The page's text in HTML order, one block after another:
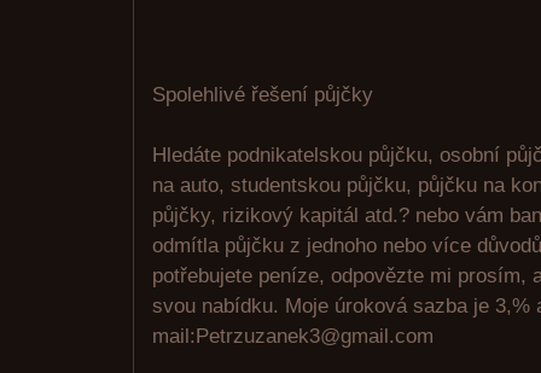
Spolehlivé řešení půjčky
Hledáte podnikatelskou půjčku, osobní
na auto, studentskou půjčku, půjčku na
půjčky, rizikový kapitál atd.? nebo vám
odmítla půjčku z jednoho nebo více
potřebujete peníze, odpovězte mi prosím,
svou nabídku. Moje úroková sazba je 3,%
mail:Petrzuzanek3@gmail.com